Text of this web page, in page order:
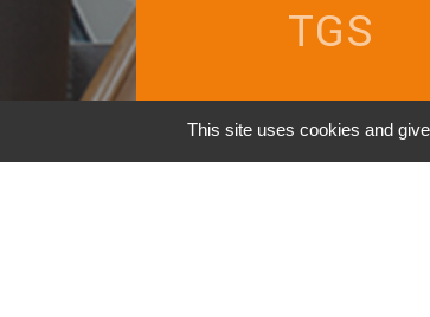
TGS
This site uses cookies and